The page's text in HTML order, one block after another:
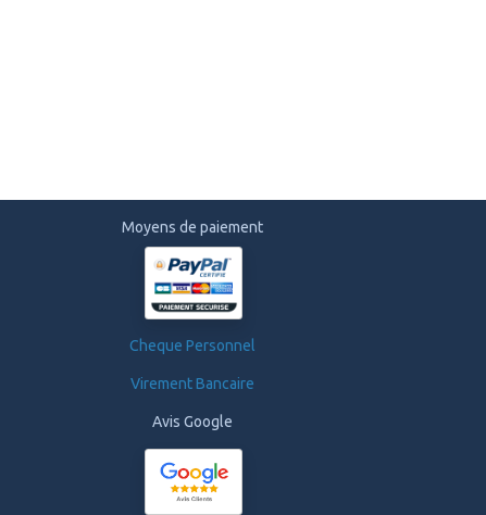
Moyens de paiement
Cheque Personnel
Virement Bancaire
Avis Google